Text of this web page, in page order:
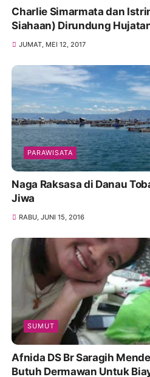
Charlie Simarmata dan
Siahaan) Dirundung
JUMAT, MEI 12, 2017
PARAWISATA
Naga Raksasa di Danau
Jiwa
RABU, JUNI 15, 2016
SUMUT
Afnida DS Br Saragih
Butuh Dermawan Untuk